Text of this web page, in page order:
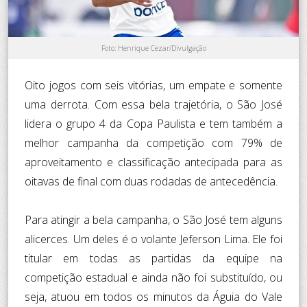
Foto: Henrique Cezar/Divulgação
Oito jogos com seis vitórias, um empate e somente
uma derrota. Com essa bela trajetória, o São José
lidera o grupo 4 da Copa Paulista e tem também a
melhor campanha da competição com 79% de
aproveitamento e classificação antecipada para as
oitavas de final com duas rodadas de antecedência.
Para atingir a bela campanha, o São José tem alguns
alicerces. Um deles é o volante Jeferson Lima. Ele foi
titular em todas as partidas da equipe na
competição estadual e ainda não foi substituído, ou
seja, atuou em todos os minutos da Águia do Vale